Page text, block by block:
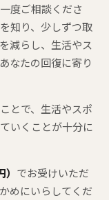
度ご相談くださ
知り、少しずつ取
減らし、生活やス
なたの回復に寄り
とで、生活やスポ
いくことが十分に
でお受けいただ
めにいらしてくだ